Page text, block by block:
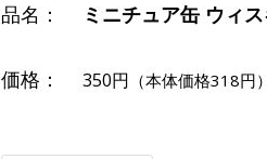
品名： ミニチュア缶 ウィ
価格： 350円 （本体価格318円）